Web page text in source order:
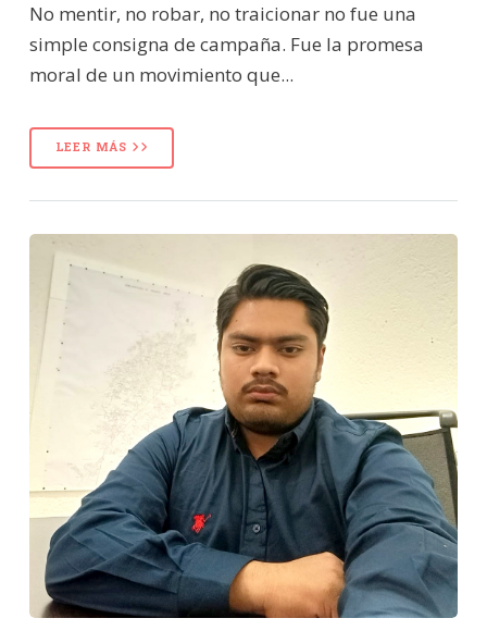
No mentir, no robar, no traicionar no fue una
simple consigna de campaña. Fue la promesa
moral de un movimiento que...
LEER MÁS